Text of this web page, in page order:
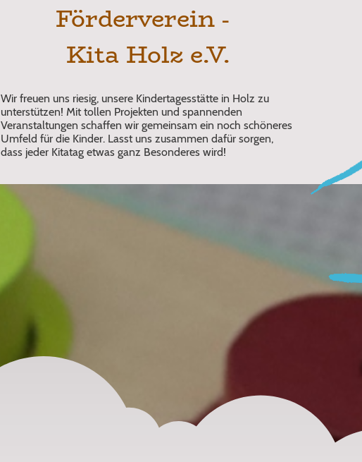
Förderverein -
Kita Holz e.V.
Wir freuen uns riesig, unsere Kindertagesstätte in Holz zu
unterstützen! Mit tollen Projekten und spannenden
Veranstaltungen schaffen wir gemeinsam ein noch schöneres
Umfeld für die Kinder. Lasst uns zusammen dafür sorgen,
dass jeder Kitatag etwas ganz Besonderes wird!